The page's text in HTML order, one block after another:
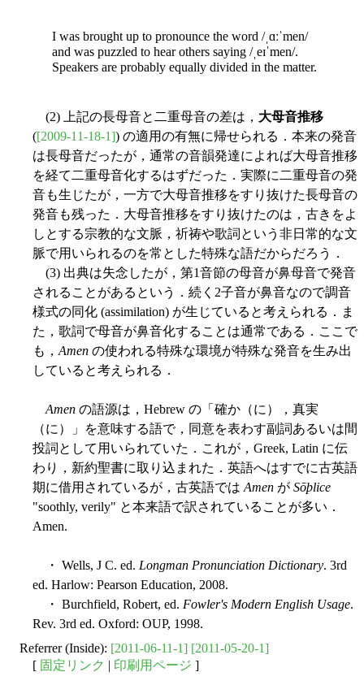
I was brought up to pronounce the word /ˌɑːˈmen/
and was puzzled to hear others saying /ˌeɪˈmen/.
Speakers are probably equally divided in the matter.
(2) 上記の長母音と二重母音の差は， 大母音推移
([2009-11-18-1]) の適用の有無に帰せられる．本来の発音
は長母音だったが，通常の音韻発達によれば大母音推移
を経て二重母音化するはずだった．実際に二重母音の発
音も生じたが，一方で大母音推移をすり抜けた長母音の
発音も残った．大母音推移をすり抜けたのは，古きをよ
しとする宗教的な文脈，祈祷や歌詞という非日常的な文
脈で用いられるのを常とした特殊な語だからだろう．
(3) 出典は失念したが，第1音節の母音が鼻母音で発音
されることがあるという．続く2子音が鼻音なので調音
様式の同化 (assimilation) が生じていると考えられる．ま
た，歌詞で母音が鼻音化することは通常である．ここで
も，Amen の使われる特殊な環境が特殊な発音を生み出
していると考えられる．
Amen の語源は，Hebrew の「確か（に），真実
（に）」を意味する語で，同意を表わす副詞あるいは間
投詞として用いられていた．これが，Greek, Latin に伝
わり，新約聖書に取り込まれた．英語へはすでに古英語
期に借用されているが，古英語ではAmen が Sōþlice
"soothly, verily" と本来語で訳されていることが多い．
Amen.
・ Wells, J C. ed. Longman Pronunciation Dictionary. 3rd
ed. Harlow: Pearson Education, 2008.
・ Burchfield, Robert, ed. Fowler's Modern English Usage.
Rev. 3rd ed. Oxford: OUP, 1998.
Referrer (Inside): [2011-06-11-1] [2011-05-20-1]
[ 固定リンク | 印刷用ページ ]